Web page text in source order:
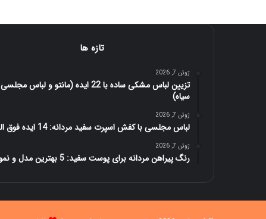
تازه ها
ژوئن 7, 2026
تزیین لباس مشکی ساده با 22 ایده (مانتو و لباس مجلسی
سیاه)
ژوئن 7, 2026
لباس مجلسی با کفش اسپرت سفید مردانه: 14 ایده فوق العاده
ژوئن 7, 2026
رنگ پیراهن مردانه برای پوست سفید: 5 بهترین مدل و نمونه